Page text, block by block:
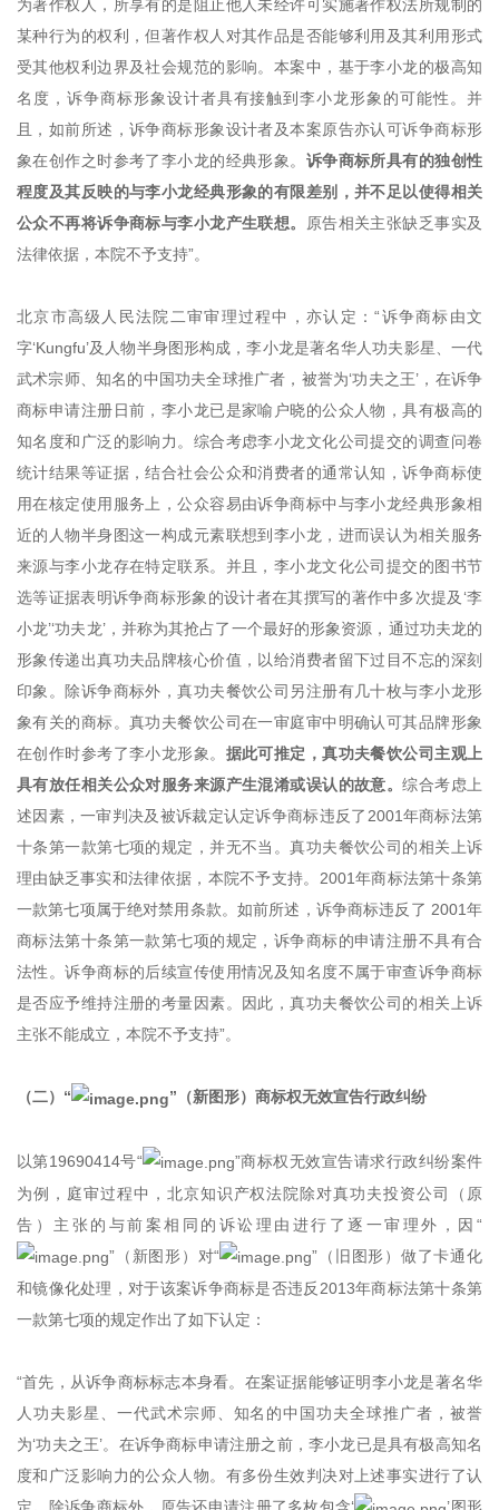
为著作权人，所享有的是阻止他人未经许可实施著作权法所规制的
某种行为的权利，但著作权人对其作品是否能够利用及其利用形式
受其他权利边界及社会规范的影响。本案中，基于李小龙的极高知
名度，诉争商标形象设计者具有接触到李小龙形象的可能性。并
且，如前所述，诉争商标形象设计者及本案原告亦认可诉争商标形
象在创作之时参考了李小龙的经典形象。 诉争商标所具有的独创性
程度及其反映的与李小龙经典形象的有限差别，并不足以使得相关
公众不再将诉争商标与李小龙产生联想。 原告相关主张缺乏事实及
法律依据，本院不予支持”。
北京市高级人民法院二审审理过程中，亦认定：“诉争商标由文
字‘Kungfu’及人物半身图形构成，李小龙是著名华人功夫影星、一代
武术宗师、知名的中国功夫全球推广者，被誉为‘功夫之王’，在诉争
商标申请注册日前，李小龙已是家喻户晓的公众人物，具有极高的
知名度和广泛的影响力。综合考虑李小龙文化公司提交的调查问卷
统计结果等证据，结合社会公众和消费者的通常认知，诉争商标使
用在核定使用服务上，公众容易由诉争商标中与李小龙经典形象相
近的人物半身图这一构成元素联想到李小龙，进而误认为相关服务
来源与李小龙存在特定联系。并且，李小龙文化公司提交的图书节
选等证据表明诉争商标形象的设计者在其撰写的著作中多次提及‘李
小龙’‘功夫龙’，并称为其抢占了一个最好的形象资源，通过功夫龙的
形象传递出真功夫品牌核心价值，以给消费者留下过目不忘的深刻
印象。除诉争商标外，真功夫餐饮公司另注册有几十枚与李小龙形
象有关的商标。真功夫餐饮公司在一审庭审中明确认可其品牌形象
在创作时参考了李小龙形象。 据此可推定，真功夫餐饮公司主观上
具有放任相关公众对服务来源产生混淆或误认的故意。综合考虑上
述因素，一审判决及被诉裁定认定诉争商标违反了2001年商标法第
十条第一款第七项的规定，并无不当。真功夫餐饮公司的相关上诉
理由缺乏事实和法律依据，本院不予支持。2001年商标法第十条第
一款第七项属于绝对禁用条款。如前所述，诉争商标违反了 2001年
商标法第十条第一款第七项的规定，诉争商标的申请注册不具有合
法性。诉争商标的后续宣传使用情况及知名度不属于审查诉争商标
是否应予维持注册的考量因素。因此，真功夫餐饮公司的相关上诉
主张不能成立，本院不予支持”。
（二）“ ”（新图形）商标权无效宣告行政纠纷
以第19690414号“
”商标权无效宣告请求行政纠纷案件
为例，庭审过程中，北京知识产权法院除对真功夫投资公司（原
告）主张的与前案相同的诉讼理由进行了逐一审理外，因“
”（新图形）对“
”（旧图形）做了卡通化
和镜像化处理，对于该案诉争商标是否违反2013年商标法第十条第
一款第七项的规定作出了如下认定：
“首先，从诉争商标标志本身看。在案证据能够证明李小龙是著名华
人功夫影星、一代武术宗师、知名的中国功夫全球推广者，被誉
为‘功夫之王’。在诉争商标申请注册之前，李小龙已是具有极高知名
度和广泛影响力的公众人物。有多份生效判决对上述事实进行了认